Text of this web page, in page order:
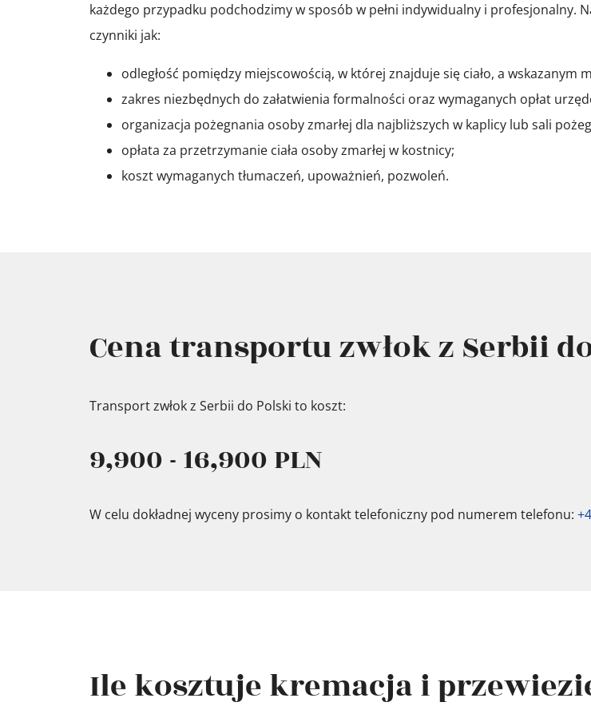
każdego przypadku podchodzimy w sposób w pełni indywidualny i profesjonalny.
czynniki jak:
odległość pomiędzy miejscowością, w której znajduje się ciało, a wskazanym
zakres niezbędnych do załatwienia formalności oraz wymaganych opłat
organizacja pożegnania osoby zmarłej dla najbliższych w kaplicy lub sali
opłata za przetrzymanie ciała osoby zmarłej w kostnicy;
koszt wymaganych tłumaczeń, upoważnień, pozwoleń.
Cena transportu zwłok z Serbii
Transport zwłok z Serbii do Polski to koszt:
9,900 - 16,900 PLN
W celu dokładnej wyceny prosimy o kontakt telefoniczny pod numerem telefonu:
Ile kosztuje kremacja i